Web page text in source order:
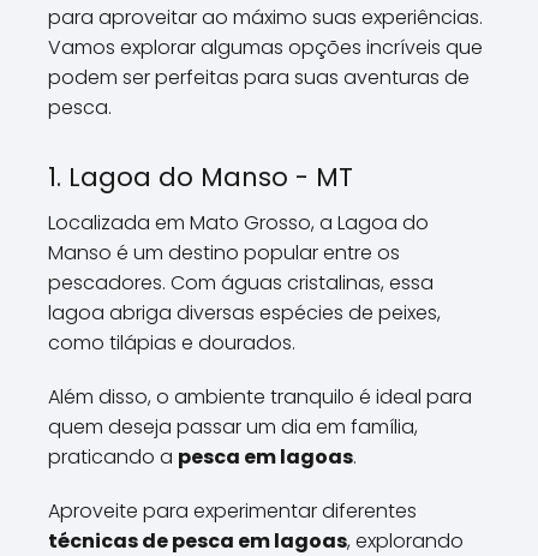
para aproveitar ao máximo suas experiências.
Vamos explorar algumas opções incríveis que
podem ser perfeitas para suas aventuras de
pesca.
1. Lagoa do Manso - MT
Localizada em Mato Grosso, a Lagoa do
Manso é um destino popular entre os
pescadores. Com águas cristalinas, essa
lagoa abriga diversas espécies de peixes,
como tilápias e dourados.
Além disso, o ambiente tranquilo é ideal para
quem deseja passar um dia em família,
praticando a pesca em lagoas.
Aproveite para experimentar diferentes
técnicas de pesca em lagoas, explorando